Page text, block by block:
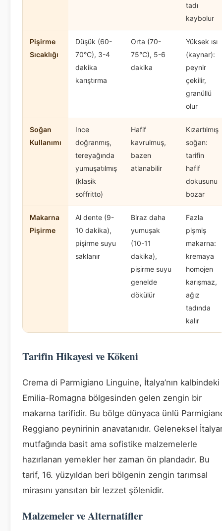
tadı
kaybolur
Pişirme
Sıcaklığı
Düşük (60-
70°C), 3-4
dakika
karıştırma
Orta (70-
75°C), 5-6
dakika
Yüksek ısı
(kaynar):
peynir
çekilir,
granüllü
olur
Soğan
Kullanımı
Ince
doğranmış,
tereyağında
yumuşatılmış
(klasik
soffritto)
Hafif
kavrulmuş,
bazen
atlanabilir
Kızartılmış
soğan:
tarifin
hafif
dokusunu
bozar
Makarna
Pişirme
Al dente (9-
10 dakika),
pişirme suyu
saklanır
Biraz daha
yumuşak
(10-11
dakika),
pişirme suyu
genelde
dökülür
Fazla
pişmiş
makarna:
kremaya
homojen
karışmaz,
ağız
tadında
kalır
Tarifin Hikayesi ve Kökeni
Crema di Parmigiano Linguine, İtalya’nın kalbindeki
Emilia-Romagna bölgesinden gelen zengin bir
makarna tarifidir. Bu bölge dünyaca ünlü
Reggiano peynirinin anavatanıdır. Geleneksel
mutfağında basit ama sofistike malzemelerle
hazırlanan yemekler her zaman ön plandadır. Bu
tarif, 16. yüzyıldan beri bölgenin zengin tarımsal
mirasını yansıtan bir lezzet şölenidir.
Malzemeler ve Alternatifler